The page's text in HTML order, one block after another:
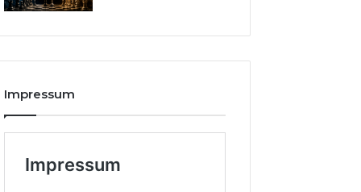
Impressum